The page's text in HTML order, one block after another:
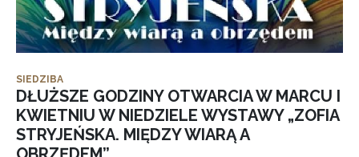
SIEDZIBA
DŁUŻSZE GODZINY OTWARCIA W MARCU I
KWIETNIU W NIEDZIELE WYSTAWY „ZOFIA
STRYJEŃSKA. MIĘDZY WIARĄ A